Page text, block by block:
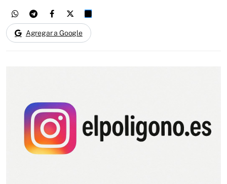
Agregar a Google